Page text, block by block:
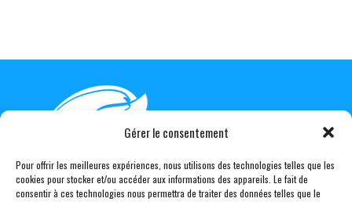
Gérer le consentement
Pour offrir les meilleures expériences, nous utilisons des technologies telles que les
cookies pour stocker et/ou accéder aux informations des appareils. Le fait de
consentir à ces technologies nous permettra de traiter des données telles que le